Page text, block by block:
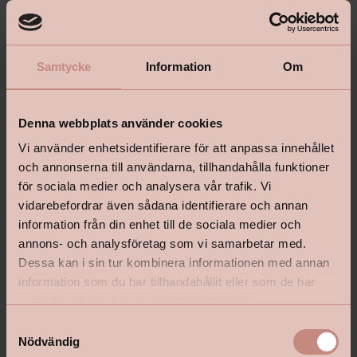
Samtycke Information Om
Denna webbplats använder cookies
Vi använder enhetsidentifierare för att anpassa innehållet
och annonserna till användarna, tillhandahålla funktioner
för sociala medier och analysera vår trafik. Vi
vidarebefordrar även sådana identifierare och annan
information från din enhet till de sociala medier och
annons- och analysföretag som vi samarbetar med.
Dessa kan i sin tur kombinera informationen med annan
information som du har tillhandahållit eller som de har
Nödvändig